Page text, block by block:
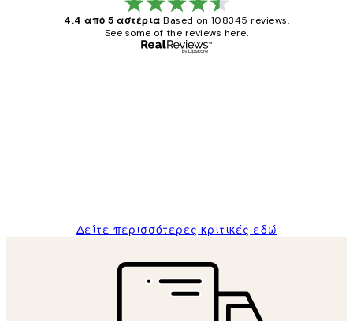
4.4 από 5 αστέρια Based on 108345 reviews.
See some of the reviews here.
Δείτε περισσότερες κριτικές εδώ